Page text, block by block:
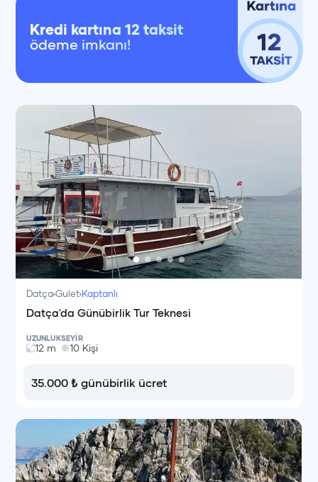
Kredi kartına 12 taksit
ödeme imkanı!
DatçaGulet Kaptanlı
Datça'da Günübirlik Tur Teknesi
UZUNLUK
12 m
SEYİR
10 Kişi
35.000 ₺ günübirlik ücret